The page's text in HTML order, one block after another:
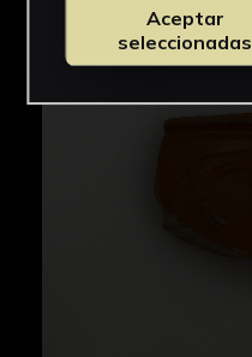
Aceptar
seleccionadas